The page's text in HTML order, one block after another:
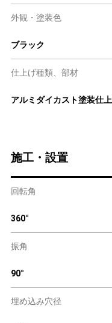
外観・塗装色
ブラック
仕上げ種類、部材
アルミダイカスト塗装仕上
施工・設置
回転角
360°
振角
90°
埋め込み穴径